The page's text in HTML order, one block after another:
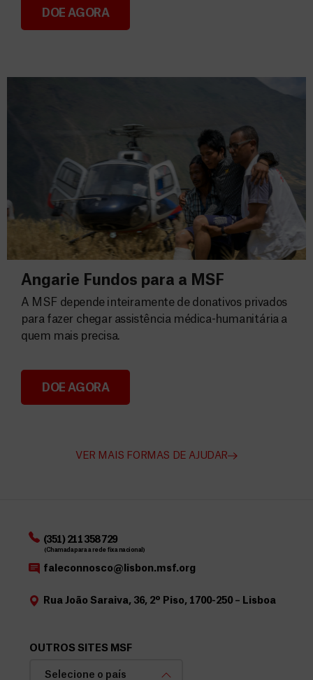
Consignação do IRS 2026
DOE AGORA
Angarie Fundos para a MSF
Angarie Fundos para a MSF
A MSF depende inteiramente de donativos privados
para fazer chegar assistência médica-humanitária a
quem mais precisa.
DOE AGORA
VER MAIS FORMAS DE AJUDAR
(351) 211 358 729
(Chamada para a rede fixa nacional)
faleconnosco@lisbon.msf.org
Rua João Saraiva, 36, 2º Piso, 1700-250 – Lisboa
OUTROS SITES MSF
Selecione o país